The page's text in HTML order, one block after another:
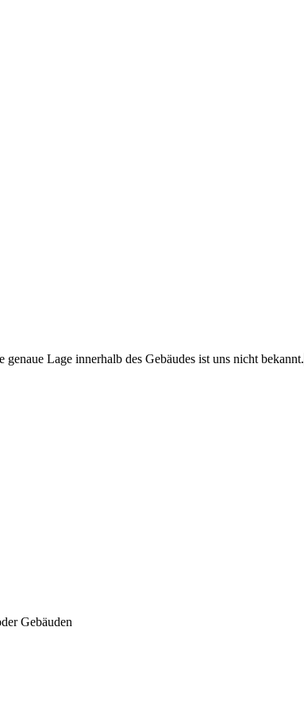
Lage innerhalb des Gebäudes ist uns nicht bekannt.
Gebäuden